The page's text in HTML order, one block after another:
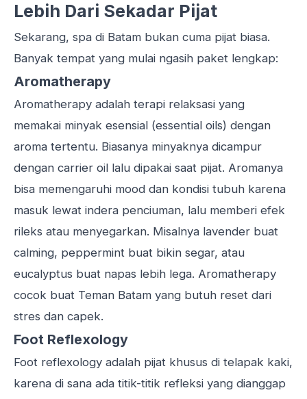
Lebih Dari Sekadar Pijat
Sekarang, spa di Batam bukan cuma pijat biasa.
Banyak tempat yang mulai ngasih paket lengkap:
Aromatherapy
Aromatherapy adalah terapi relaksasi yang
memakai minyak esensial (essential oils) dengan
aroma tertentu. Biasanya minyaknya dicampur
dengan carrier oil lalu dipakai saat pijat. Aromanya
bisa memengaruhi mood dan kondisi tubuh karena
masuk lewat indera penciuman, lalu memberi efek
rileks atau menyegarkan. Misalnya lavender buat
calming, peppermint buat bikin segar, atau
eucalyptus buat napas lebih lega. Aromatherapy
cocok buat Teman Batam yang butuh reset dari
stres dan capek.
Foot Reflexology
Foot reflexology adalah pijat khusus di telapak kaki,
karena di sana ada titik-titik refleksi yang dianggap